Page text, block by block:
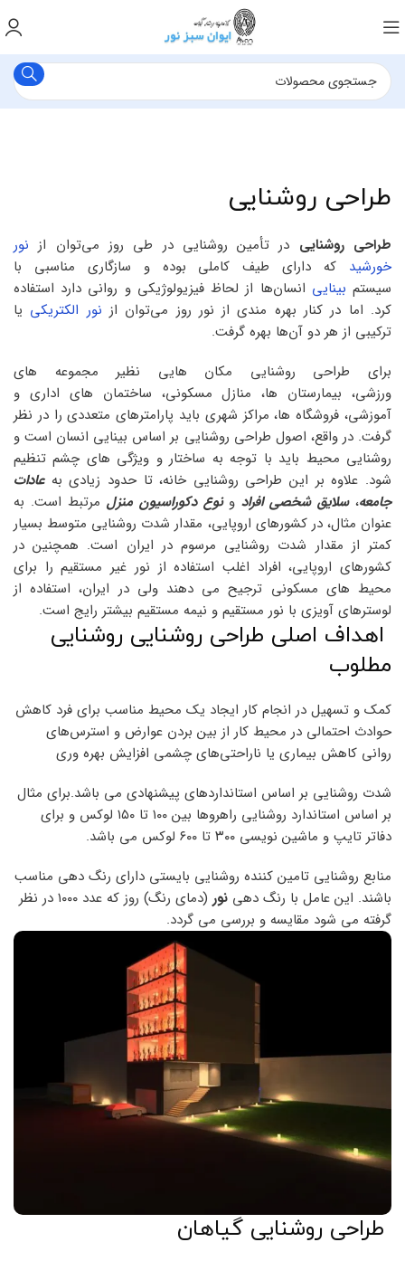
طراحی روشنایی
طراحی روشنایی در تأمین روشنایی در طی روز می‌توان از نور
خورشید که دارای طیف کاملی بوده و سازگاری مناسبی با
سیستم بینایی انسان‌ها از لحاظ فیزیولوژیکی و روانی دارد استفاده
کرد. اما در کنار بهره مندی از نور روز می‌توان از نور الکتریکی یا
ترکیبی از هر دو آن‌ها بهره گرفت.
برای طراحی روشنایی مکان هایی نظیر مجموعه های
ورزشی، بیمارستان ها، منازل مسکونی، ساختمان های اداری و
آموزشی، فروشگاه ها، مراکز شهری باید پارامترهای متعددی را در نظر
گرفت. در واقع، اصول طراحی روشنایی بر اساس بینایی انسان است و
روشنایی محیط باید با توجه به ساختار و ویژگی های چشم تنظیم
شود. علاوه بر این طراحی روشنایی خانه، تا حدود زیادی بهعادات
جامعه،سلایق شخصی افرادونوع دکوراسیون منزل مرتبط است. به
عنوان مثال، در کشورهای اروپایی، مقدار شدت روشنایی متوسط بسیار
کمتر از مقدار شدت روشنایی مرسوم در ایران است. همچنین در
کشورهای اروپایی، افراد اغلب استفاده از نور غیر مستقیم را برای
محیط های مسکونی ترجیح می دهند ولی در ایران، استفاده از
لوسترهای آویزی با نور مستقیم و نیمه مستقیم بیشتر رایج است.
اهداف اصلی طراحی روشنایی روشنایی
مطلوب
کمک و تسهیل در انجام کار ایجاد یک محیط مناسب برای فرد کاهش
حوادث احتمالی در محیط کار از بین بردن عوارض و استرس‌های
روانی کاهش بیماری یا ناراحتی‌های چشمی افزایش بهره وری
شدت روشنایی بر اساس استانداردهای پیشنهادی می باشد.برای مثال
بر اساس استاندارد روشنایی راهروها بین ۱۰۰ تا ۱۵۰ لوکس و برای
دفاتر تایپ و ماشین نویسی ۳۰۰ تا ۶۰۰ لوکس می باشد.
منابع روشنایی تامین کننده روشنایی بایستی دارای رنگ دهی مناسب
باشند. این عامل با رنگ دهی نور
(دمای رنگ) روز که عدد ۱۰۰۰ در نظر
گرفته می شود مقایسه و بررسی می گردد.
طراحی روشنایی گیاهان